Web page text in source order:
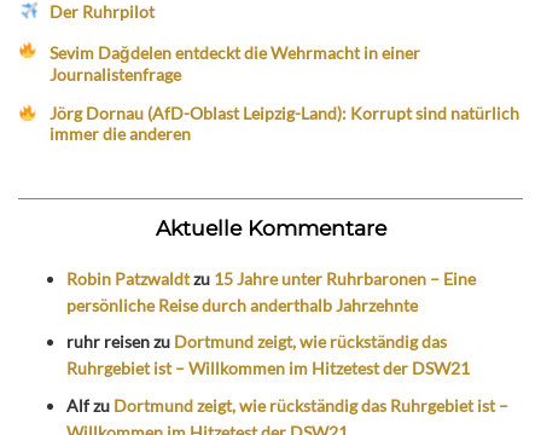
Der Ruhrpilot
Sevim Dağdelen entdeckt die Wehrmacht in einer
Journalistenfrage
Jörg Dornau (AfD-Oblast Leipzig-Land): Korrupt sind natürlich
immer die anderen
Aktuelle Kommentare
Robin Patzwaldtzu 15 Jahre unter Ruhrbaronen – Eine
persönliche Reise durch anderthalb Jahrzehnte
ruhr reisenzu Dortmund zeigt, wie rückständig das
Ruhrgebiet ist – Willkommen im Hitzetest der DSW21
Alfzu Dortmund zeigt, wie rückständig das Ruhrgebiet ist –